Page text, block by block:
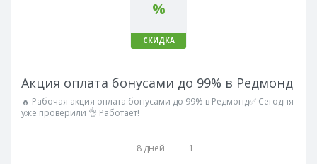
%
СКИДКА
Акция оплата бонусами до 99% в Редмонд
🔥 Рабочая акция оплата бонусами до 99% в Редмонд✅ Сегодня
уже проверили 👌 Работает!
8 дней 1